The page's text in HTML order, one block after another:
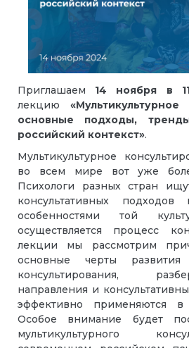
Приглашаем 14 ноября в
лекцию «Мультикультурное
основные подходы,
российский контекст».
Мультикультурное
во всем мире вот уже
Психологи разных стран
консультативных
особенностями той
осуществляется процесс
лекции мы рассмотрим
основные черты развития
консультирования,
направления и
эффективно применяются в
Особое внимание будет
мультикультурного